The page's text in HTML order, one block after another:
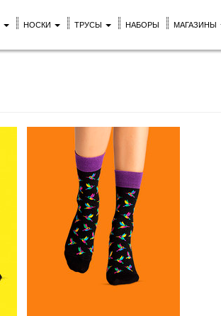
НОСКИ ТРУСЫ НАБОРЫ МАГАЗИНЫ